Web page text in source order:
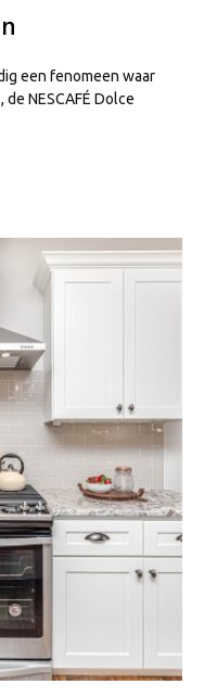
een fenomeen waar
NESCAFÉ Dolce